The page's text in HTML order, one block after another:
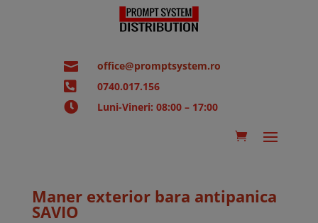
 office@promptsystem.ro
 0740.017.156
 Luni-Vineri: 08:00 – 17:00
Maner exterior bara antipanica
SAVIO